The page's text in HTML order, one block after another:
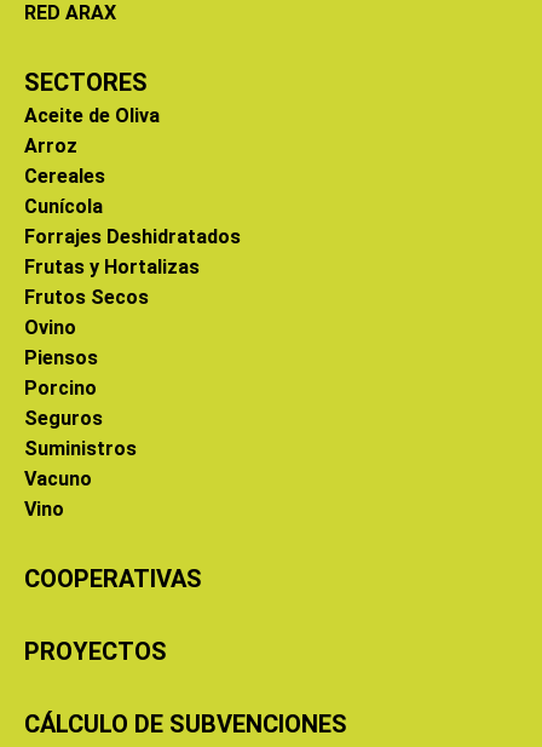
RED ARAX
SECTORES
Aceite de Oliva
Arroz
Cereales
Cunícola
Forrajes Deshidratados
Frutas y Hortalizas
Frutos Secos
Ovino
Piensos
Porcino
Seguros
Suministros
Vacuno
Vino
COOPERATIVAS
PROYECTOS
CÁLCULO DE SUBVENCIONES